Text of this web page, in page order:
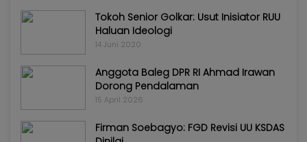
Tokoh Senior Golkar: Usut Inisiator RUU
Haluan Ideologi
14 Juni 2020
Anggota Baleg DPR RI Ahmad Irawan
Dorong Pendalaman
15 April 2026
Firman Soebagyo: FGD Revisi UU KSDAS